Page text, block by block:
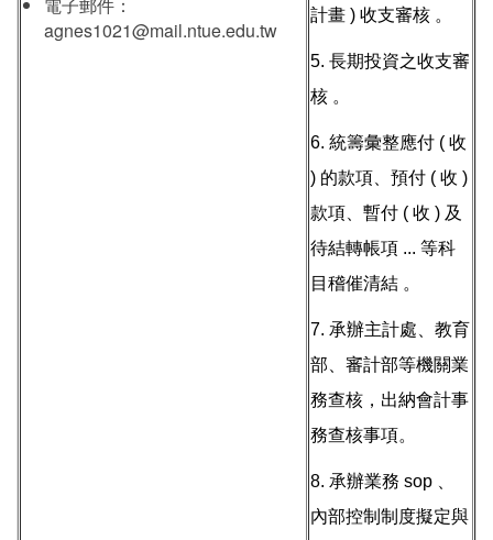
agnes1021@mail.ntue.edu.tw
計畫 ) 收支審核 。
5. 長期投資之收支審
核 。
6. 統籌彙整應付 ( 收
) 的款項、預付 ( 收 )
款項、暫付 ( 收 ) 及
待結轉帳項 ... 等科
目稽催清結 。
7. 承辦主計處、教育
部、審計部等機關業
務查核，出納會計事
務查核事項。
8. 承辦業務 sop 、
內部控制制度擬定與